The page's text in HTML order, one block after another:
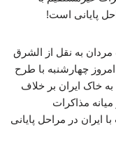
پایانی است!
به نقل از الشرق
چهارشنبه با طرح
به خاک ایران بر خلاف
مذاکرات
ایران در مراحل پایانی